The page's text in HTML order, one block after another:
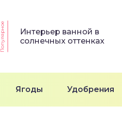
Популярное
Интерьер ванной в
солнечных оттенках
Ягоды Удобрения